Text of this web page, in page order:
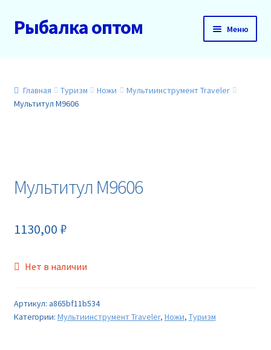
Перейти
к
Перейти
к
Рыбалка оптом Меню
О нас
Новинки
Главная Туризм Ножи
Мультиинструмент Traveler
Мультитул M9606
Мультитул M9606
1130,00 ₽
Нет в наличии
Артикул: a865bf11b534
Категории: Мультиинструмент Traveler, Ножи, Туризм